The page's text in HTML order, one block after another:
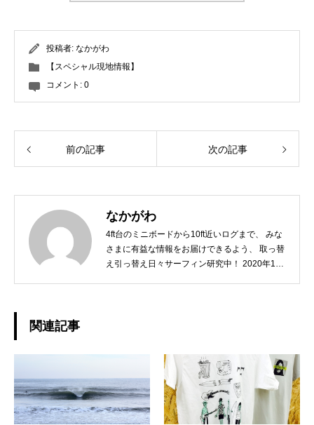
投稿者: なかがわ
【スペシャル現地情報】
コメント: 0
前の記事 次の記事
なかがわ
4ft台のミニボードから10ft近いログまで、 みな
さまに有益な情報をお届けできるよう、 取っ替
え引っ替え日々サーフィン研究中！ 2020年10
県出身：一宮町在住 ◆誕生日：1979年10月2日
関連記事